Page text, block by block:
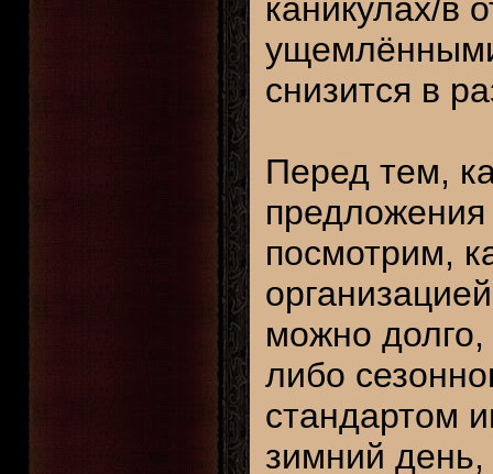
каникулах/в
снизится в
Перед тем,
посмотрим,
можно
либо
стандартом
зимний день,